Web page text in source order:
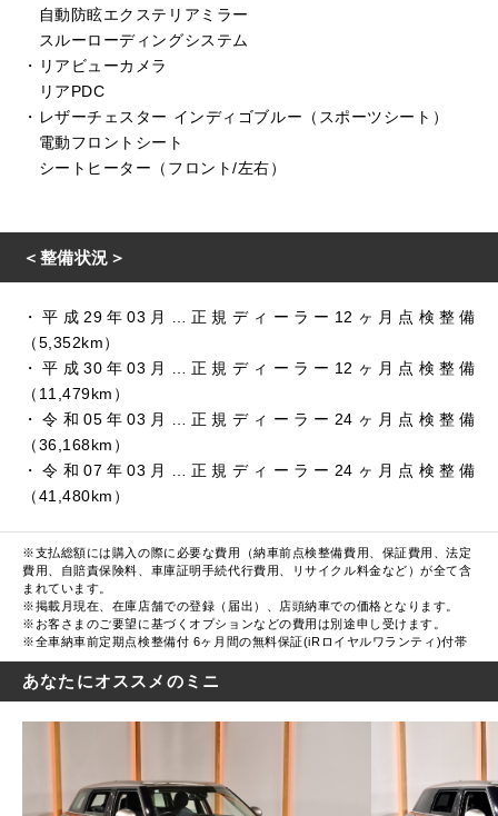
自動防眩エクステリアミラー
スルーローディングシステム
・リアビューカメラ
リアPDC
・レザーチェスター インディゴブルー（スポーツシート）
電動フロントシート
シートヒーター（フロント/左右）
＜整備状況＞
・平成29年03月…正規ディーラー12ヶ月点検整備
（5,352km）
・平成30年03月…正規ディーラー12ヶ月点検整備
（11,479km）
・令和05年03月…正規ディーラー24ヶ月点検整備
（36,168km）
・令和07年03月…正規ディーラー24ヶ月点検整備
（41,480km）
※支払総額には購入の際に必要な費用（納車前点検整備費用、保証費用、法定
費用、自賠責保険料、車庫証明手続代行費用、リサイクル料金など）が全て含
まれています。
※掲載月現在、在庫店舗での登録（届出）、店頭納車での価格となります。
※お客さまのご要望に基づくオプションなどの費用は別途申し受けます。
※全車納車前定期点検整備付 6ヶ月間の無料保証(iRロイヤルワランティ)付帯
あなたにオススメのミニ